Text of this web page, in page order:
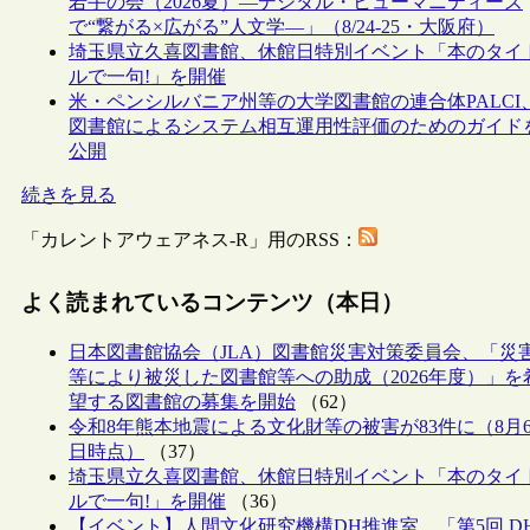
で“繋がる×広がる”人文学―」（8/24-25・大阪府）
埼玉県立久喜図書館、休館日特別イベント「本のタイ
ルで一句!」を開催
米・ペンシルバニア州等の大学図書館の連合体PALCI、
図書館によるシステム相互運用性評価のためのガイド
公開
続きを見る
「カレントアウェアネス-R」用のRSS：
よく読まれているコンテンツ（本日）
日本図書館協会（JLA）図書館災害対策委員会、「災
等により被災した図書館等への助成（2026年度）」を
望する図書館の募集を開始 （62）
令和8年熊本地震による文化財等の被害が83件に（8月
日時点）
（37）
埼玉県立久喜図書館、休館日特別イベント「本のタイ
ルで一句!」を開催 （36）
【イベント】人間文化研究機構DH推進室、「第5回